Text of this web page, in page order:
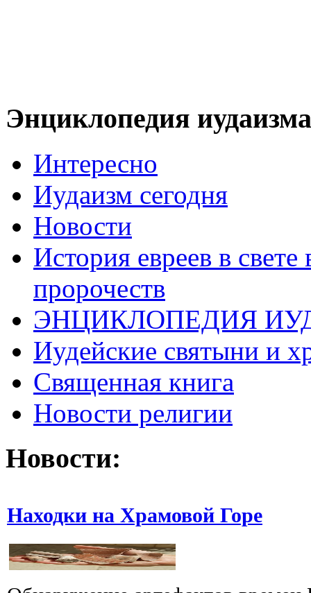
Энциклопедия иудаизма
Интересно
Иудаизм сегодня
Новости
История евреев в
пророчеств
ЭНЦИКЛОПЕДИЯ
Иудейские святыни и
Священная книга
Новости религии
Новости:
Находки на Храмовой Горе